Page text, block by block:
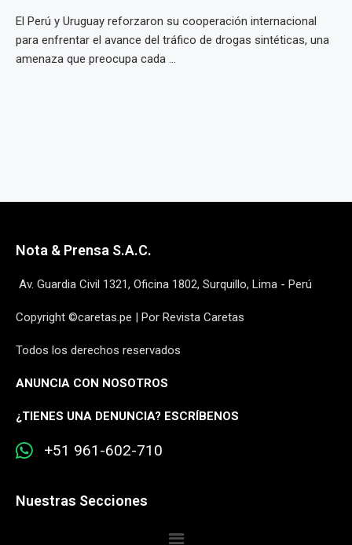
El Perú y Uruguay reforzaron su cooperación internacional
para enfrentar el avance del tráfico de drogas sintéticas, una
amenaza que preocupa cada ...
Nota & Prensa S.A.C.
Av. Guardia Civil 1321, Oficina 1802, Surquillo, Lima - Perú
Copyright ©caretas.pe | Por Revista Caretas
Todos los derechos reservados
ANUNCIA CON NOSOTROS
¿TIENES UNA DENUNCIA? ESCRÍBENOS
+51 961-602-710
Nuestras Secciones